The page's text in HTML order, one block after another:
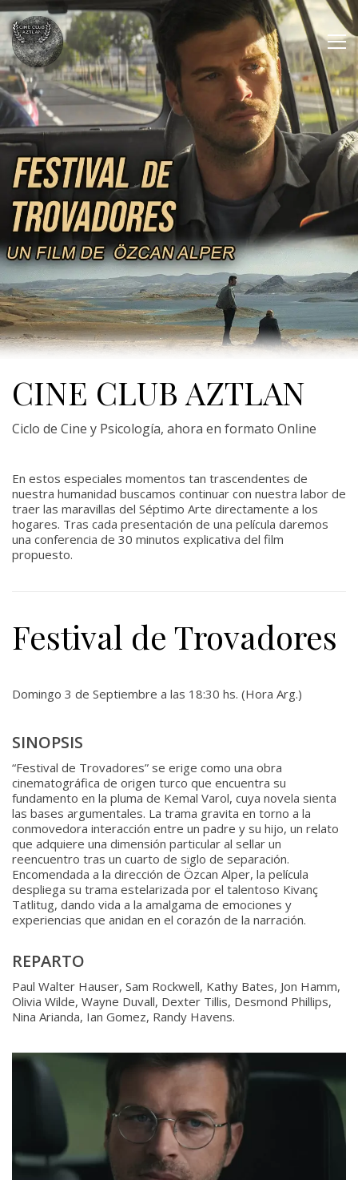
CINE CLUB AZTLAN
Ciclo de Cine y Psicología, ahora en formato Online
En estos especiales momentos tan trascendentes de
nuestra humanidad buscamos continuar con nuestra labor de
traer las maravillas del Séptimo Arte directamente a los
hogares. Tras cada presentación de una película daremos
una conferencia de 30 minutos explicativa del film
propuesto.
Festival de Trovadores
Domingo 3 de Septiembre a las 18:30 hs. (Hora Arg.)
SINOPSIS
“Festival de Trovadores” se erige como una obra
cinematográfica de origen turco que encuentra su
fundamento en la pluma de Kemal Varol, cuya novela sienta
las bases argumentales. La trama gravita en torno a la
conmovedora interacción entre un padre y su hijo, un relato
que adquiere una dimensión particular al sellar un
reencuentro tras un cuarto de siglo de separación.
Encomendada a la dirección de Özcan Alper, la película
despliega su trama estelarizada por el talentoso Kivanç
Tatlitug, dando vida a la amalgama de emociones y
experiencias que anidan en el corazón de la narración.
REPARTO
Paul Walter Hauser, Sam Rockwell, Kathy Bates, Jon Hamm,
Olivia Wilde, Wayne Duvall, Dexter Tillis, Desmond Phillips,
Nina Arianda, Ian Gomez, Randy Havens.